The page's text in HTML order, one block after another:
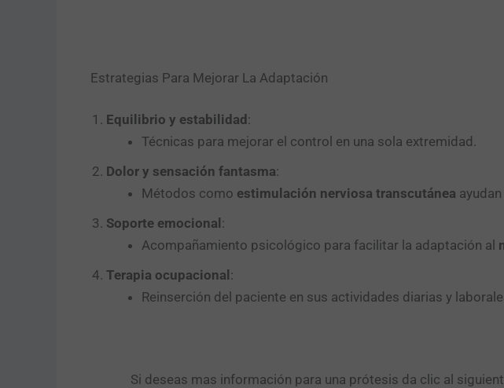
Estrategias Para Mejorar La Adaptación
Equilibrio y estabilidad :
Técnicas para mejorar el control en una sola extremidad.
Dolor y sensación fantasma:
Métodos como estimulación nerviosa transcutánea
Soporte emocional :
Acompañamiento psicológico para facilitar la adaptación al
Terapia ocupacional :
Reinserción del paciente en sus actividades diarias y
Si deseas mas información para una prótesis da clic al